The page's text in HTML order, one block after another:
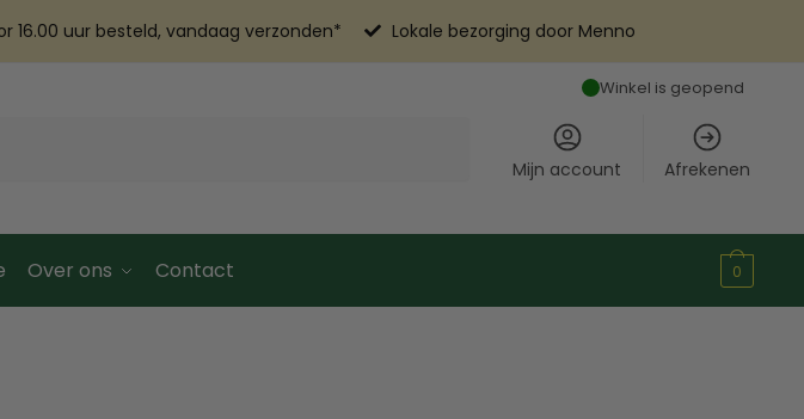
16.00 uur besteld, vandaag verzonden* Lokale bezorging door Menno
Winkel is geopend
Mijn account Afrekenen
Over ons Contact 0